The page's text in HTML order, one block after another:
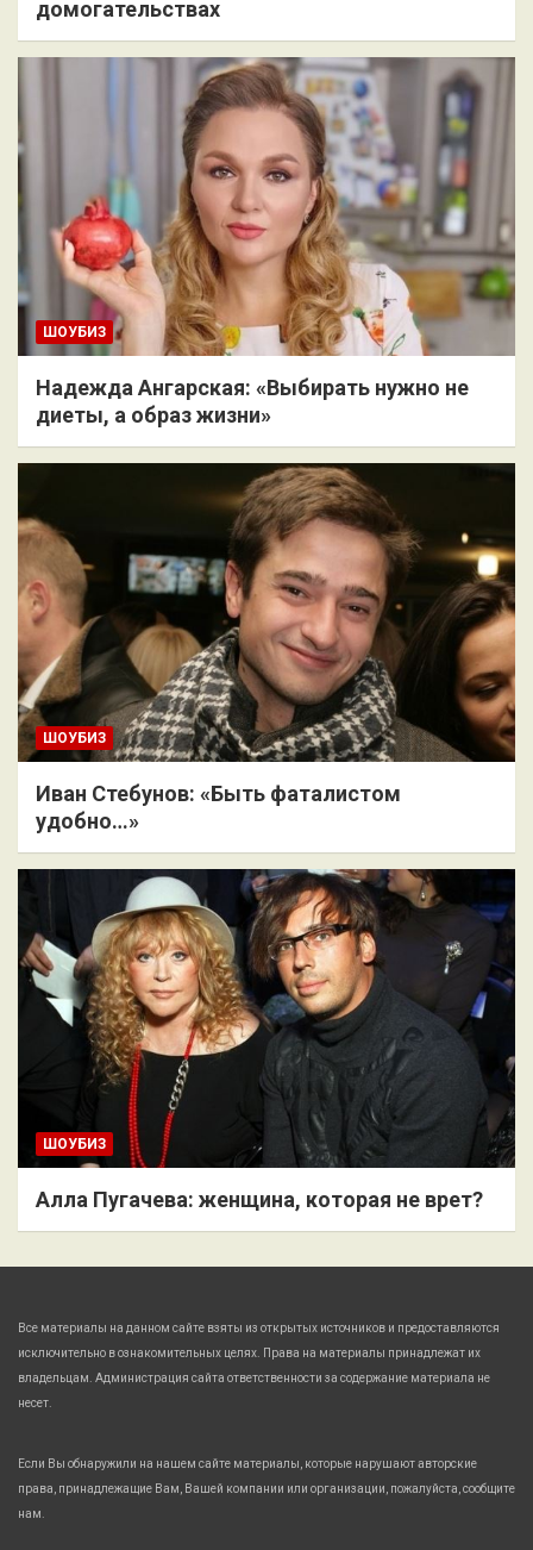
домогательствах
ШОУБИЗ
Надежда Ангарская: «Выбирать нужно не
диеты, а образ жизни»
ШОУБИЗ
Иван Стебунов: «Быть фаталистом
удобно…»
ШОУБИЗ
Алла Пугачева: женщина, которая не врет?
Все материалы на данном сайте взяты из открытых источников и предоставляются
исключительно в ознакомительных целях. Права на материалы принадлежат их
владельцам. Администрация сайта ответственности за содержание материала не
несет.
Если Вы обнаружили на нашем сайте материалы, которые нарушают авторские
права, принадлежащие Вам, Вашей компании или организации, пожалуйста, сообщите
нам.